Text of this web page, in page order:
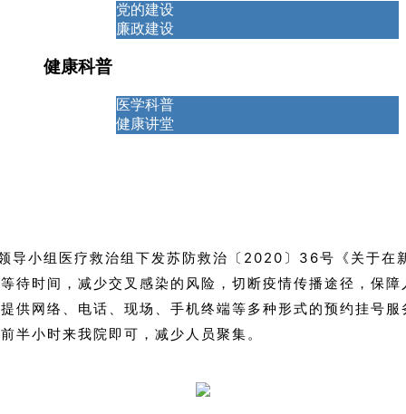
党的建设
廉政建设
健康科普
医学科普
健康讲堂
小组医疗救治组下发苏防救治〔2020〕36号《关于在
待时间，减少交叉感染的风险，切断疫情传播途径，保
供网络、电话、现场、手机终端等多种形式的预约挂号
半小时来我院即可，减少人员聚集。